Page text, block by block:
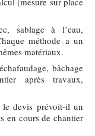
sablage à l’eau,
méthode a un
matériaux.
bâchage
après travaux,
devis prévoit-il un
en cours de chantier